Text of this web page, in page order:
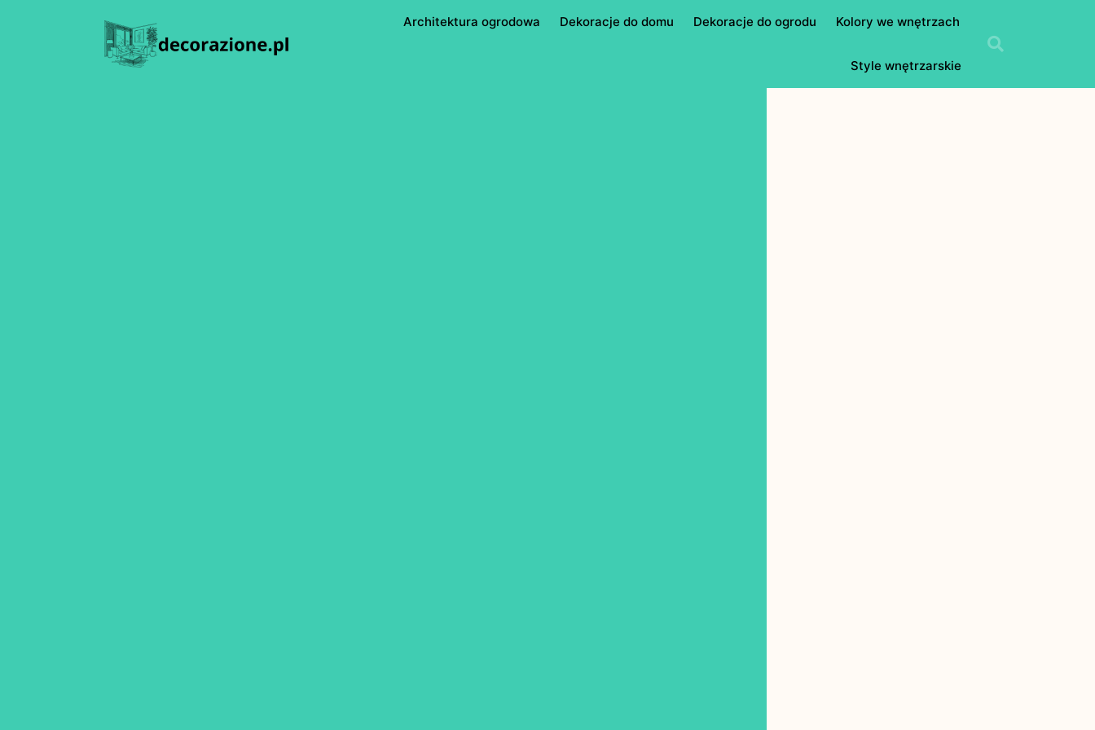
Architektura ogrodowa Dekoracje do domu Dekoracje do ogrodu Kolory we wnętrzach
Style wnętrzarskie